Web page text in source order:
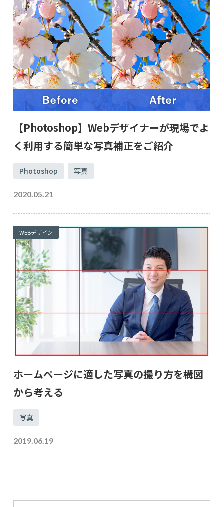
【Photoshop】Webデザイナーが現場でよ
く利用する簡単な写真補正をご紹介
Photoshop 写真
2020.05.21
WEBデザイン
ホームページに適した写真の撮り方を構図
から考える
写真
2019.06.19